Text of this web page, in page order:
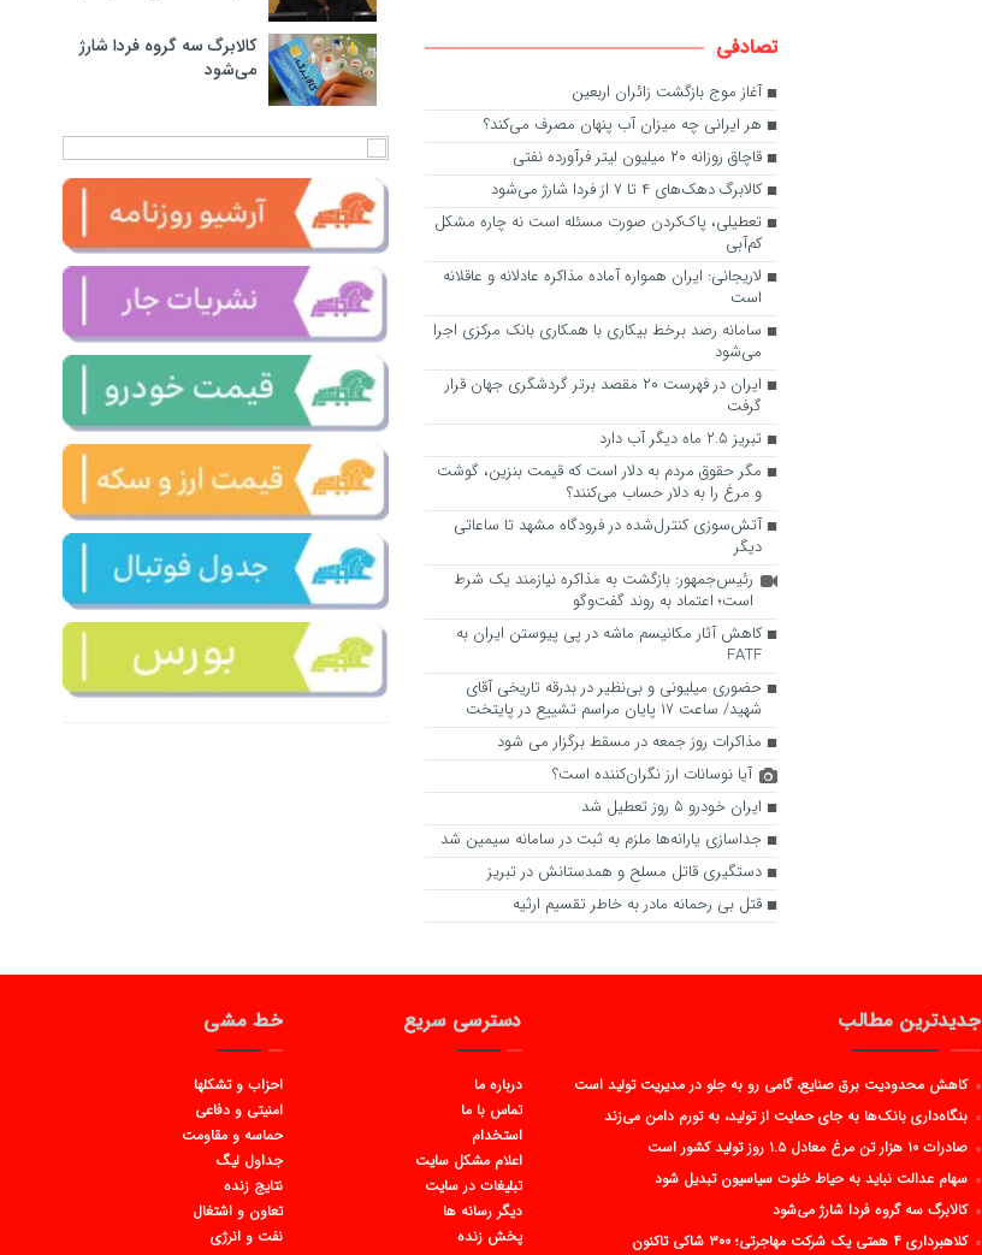
تصادفی
آغاز موج بازگشت زائران اربعین
هر ایرانی چه میزان آب پنهان مصرف می‌کند؟
قاچاق روزانه ۲۰ میلیون لیتر فرآورده نفتی
کالابرگ دهک‌های ۴ تا ۷ از فردا شارژ می‌شود
تعطیلی، پاک‌کردن صورت مسئله است نه چاره مشکل
کم‌آبی
لاریجانی: ایران همواره آماده مذاکره عادلانه و عاقلانه
است
سامانه رصد برخط بیکاری با همکاری بانک مرکزی اجرا
می‌شود
ایران در فهرست ۲۰ مقصد برتر گردشگری جهان قرار
گرفت
تبریز ۲.۵ ماه دیگر آب دارد
مگر حقوق مردم به دلار است که قیمت بنزین، گوشت
و مرغ را به دلار حساب می‌کنند؟
آتش‌سوزی کنترل‌شده در فرودگاه مشهد تا ساعاتی
دیگر
رئیس‌جمهور: بازگشت به مذاکره نیازمند یک شرط
است؛ اعتماد به روند گفت‌وگو
کاهش آثار مکانیسم ماشه در پی پیوستن ایران به
FATF
حضوری میلیونی و بی‌نظیر در بدرقه تاریخی آقای
شهید/ ساعت ۱۷ پایان مراسم تشییع در پایتخت
مذاکرات روز جمعه در مسقط برگزار می شود
آیا نوسانات ارز نگران‌کننده است؟
ایران خودرو ۵ روز تعطیل شد
جداسازی یارانه‌ها ملزم به ثبت در سامانه سیمین شد
دستگیری قاتل مسلح و همدستانش در تبریز
قتل بی رحمانه مادر به خاطر تقسیم ارثیه
کالابرگ سه گروه فردا شارژ
می‌شود
جدیدترین مطالب
کاهش محدودیت برق صنایع، گامی رو به جلو در مدیریت تولید است
بنگاه‌داری بانک‌ها به جای حمایت از تولید، به تورم دامن می‌زند
صادرات ۱۰ هزار تن مرغ معادل ۱.۵ روز تولید کشور است
سهام عدالت نباید به حیاط خلوت سیاسیون تبدیل شود
کالابرگ سه گروه فردا شارژ می‌شود
کلاهبرداری ۴ همتی یک شرکت مهاجرتی؛ ۳۰۰ شاکی تاکنون
دسترسی سریع
درباره ما
تماس با ما
استخدام
اعلام مشکل سایت
تبلیغات در سایت
دیگر رسانه ها
پخش زنده
خط مشی
احزاب و تشکلها
امنیتی و دفاعی
حماسه و مقاومت
جداول لیگ
نتایج زنده
تعاون و اشتغال
نفت و انرژی